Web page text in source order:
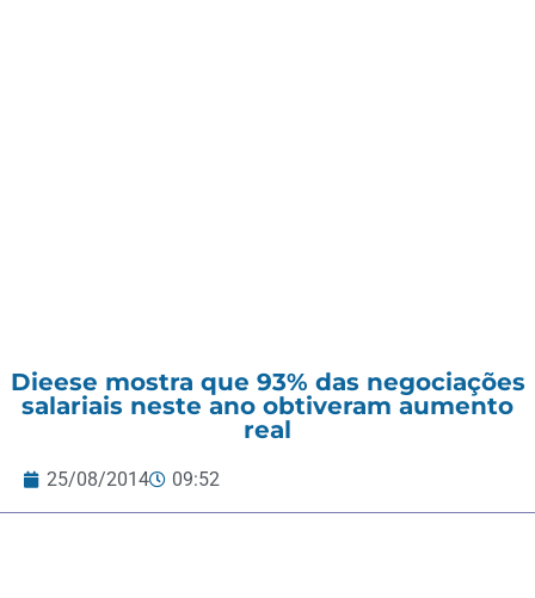
Dieese mostra que 93% das negociações
salariais neste ano obtiveram aumento
real
25/08/2014 09:52